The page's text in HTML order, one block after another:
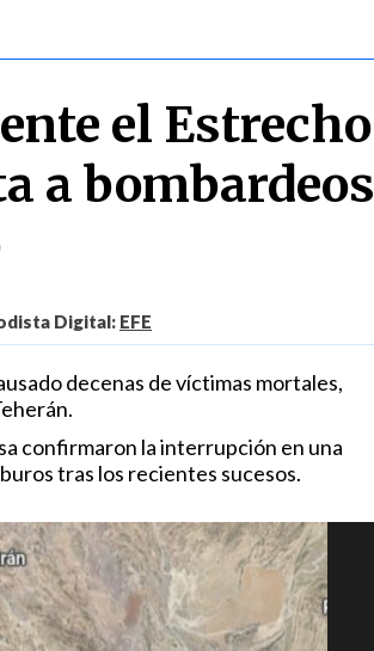
el Estrecho
a bombardeos
Digital: EFE
decenas de víctimas mortales,
confirmaron la interrupción en una
tras los recientes sucesos.